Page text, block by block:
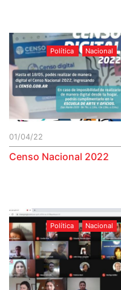
Política Nacional
01/04/22
Censo Nacional 2022
Política Nacional